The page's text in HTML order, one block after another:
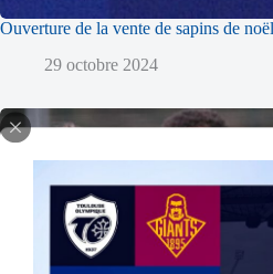
Ouverture de la vente de sapins de
29 octobre 2024